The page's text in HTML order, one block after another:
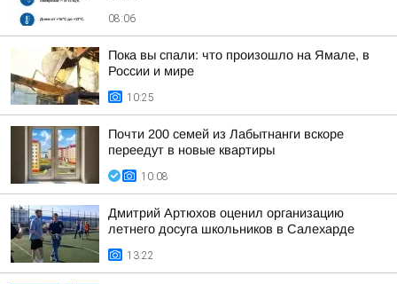
08:06
Пока вы спали: что произошло на Ямале, в
России и мире
10:25
Почти 200 семей из Лабытнанги вскоре
переедут в новые квартиры
10:08
Дмитрий Артюхов оценил организацию
летнего досуга школьников в Салехарде
13:22